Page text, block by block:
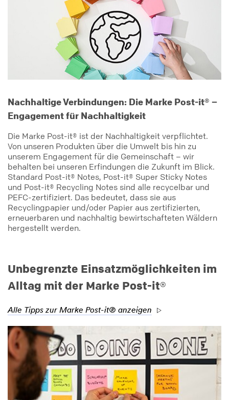
Nachhaltige Verbindungen: Die Marke Post-it® –
Engagement für Nachhaltigkeit
Die Marke Post-it® ist der Nachhaltigkeit verpflichtet.
Von unseren Produkten über die Umwelt bis hin zu
unserem Engagement für die Gemeinschaft – wir
behalten bei unseren Erfindungen die Zukunft im Blick.
Standard Post-it® Notes, Post-it® Super Sticky Notes
und Post-it® Recycling Notes sind alle recycelbar und
PEFC-zertifiziert. Das bedeutet, dass sie aus
Recyclingpapier und/oder Papier aus zertifizierten,
erneuerbaren und nachhaltig bewirtschafteten Wäldern
hergestellt werden.
Unbegrenzte Einsatzmöglichkeiten im
Alltag mit der Marke Post-it®
Alle Tipps zur Marke Post-it® anzeigen